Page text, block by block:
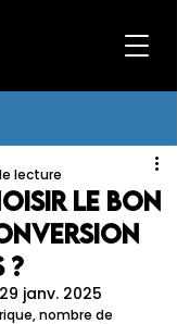
le bon
?
lecture
29 janv. 2025
nombre de